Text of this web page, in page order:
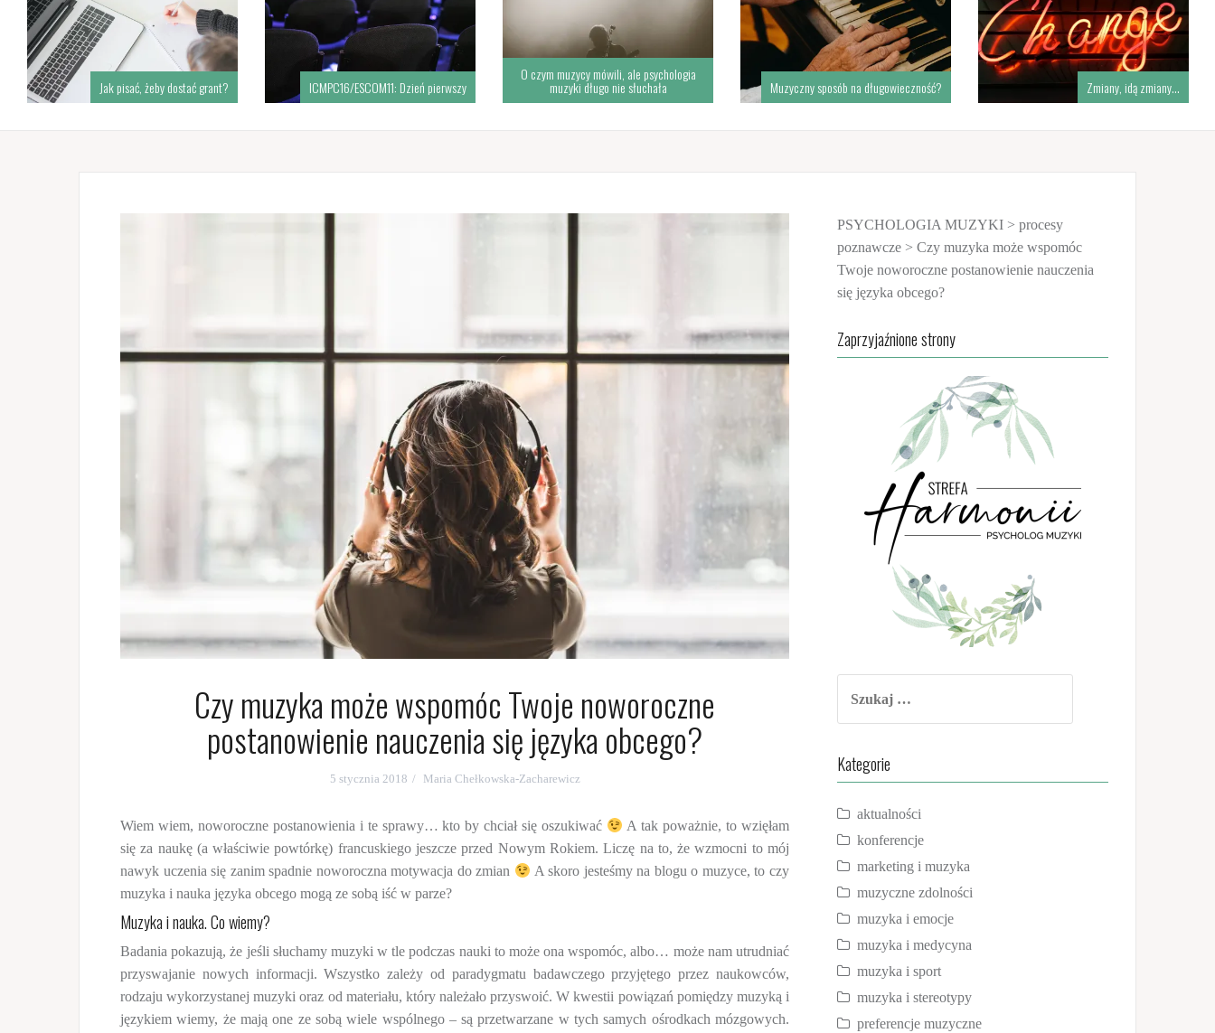
Jak pisać, żeby dostać grant? ICMPC16/ESCOM11: Dzień pierwszy
O czym muzycy mówili, ale psychologia
muzyki długo nie słuchała Muzyczny sposób na długowieczność? Zmiany, idą zmiany…
Czy muzyka może wspomóc Twoje noworoczne
postanowienie nauczenia się języka obcego?
5 stycznia 2018 Maria Chełkowska-Zacharewicz
Wiem wiem, noworoczne postanowienia i te sprawy… kto by chciał się oszukiwać
A tak poważnie, to wzięłam
się za naukę (a właściwie powtórkę) francuskiego jeszcze przed Nowym Rokiem. Liczę na to, że wzmocni to mój
nawyk uczenia się zanim spadnie noworoczna motywacja do zmian
A skoro jesteśmy na blogu o muzyce, to czy
muzyka i nauka języka obcego mogą ze sobą iść w parze?
Muzyka i nauka. Co wiemy?
Badania pokazują, że jeśli słuchamy muzyki w tle podczas nauki to może ona wspomóc, albo… może nam utrudniać
przyswajanie nowych informacji. Wszystko zależy od paradygmatu badawczego przyjętego przez naukowców,
rodzaju wykorzystanej muzyki oraz od materiału, który należało przyswoić. W kwestii powiązań pomiędzy muzyką i
językiem wiemy, że mają one ze sobą wiele wspólnego – są przetwarzane w tych samych ośrodkach mózgowych.
PSYCHOLOGIA MUZYKI > procesy
poznawcze > Czy muzyka może wspomóc
Twoje noworoczne postanowienie nauczenia
się języka obcego?
Zaprzyjaźnione strony
Kategorie
aktualności
konferencje
marketing i muzyka
muzyczne zdolności
muzyka i emocje
muzyka i medycyna
muzyka i sport
muzyka i stereotypy
preferencje muzyczne